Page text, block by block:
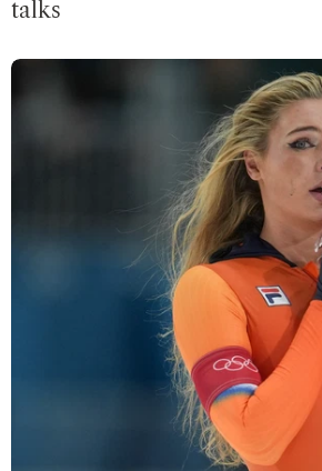
talks